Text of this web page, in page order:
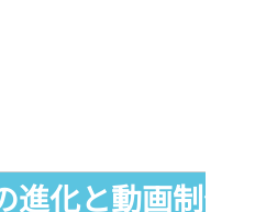
進化と動画制作